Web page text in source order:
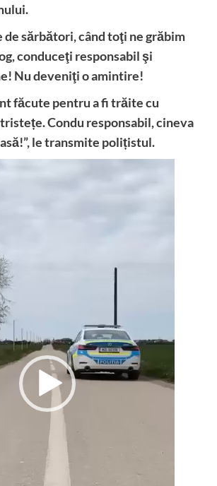
de sărbători, când toţi ne grăbim
conduceţi responsabil şi
Nu deveniţi o amintire!
făcute pentru a fi trăite cu
Condu responsabil, cineva
le transmite polițistul.